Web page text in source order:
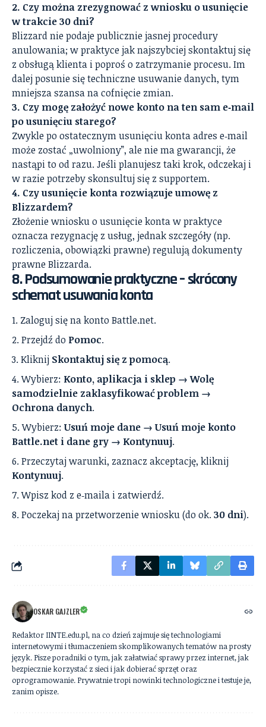
2. Czy można zrezygnować z wniosku o usunięcie
w trakcie 30 dni?
Blizzard nie podaje publicznie jasnej procedury
anulowania; w praktyce jak najszybciej skontaktuj się
z obsługą klienta i poproś o zatrzymanie procesu. Im
dalej posunie się techniczne usuwanie danych, tym
mniejsza szansa na cofnięcie zmian.
3. Czy mogę założyć nowe konto na ten sam e‑mail
po usunięciu starego?
Zwykle po ostatecznym usunięciu konta adres e‑mail
może zostać „uwolniony”, ale nie ma gwarancji, że
nastąpi to od razu. Jeśli planujesz taki krok, odczekaj i
w razie potrzeby skonsultuj się z supportem.
4. Czy usunięcie konta rozwiązuje umowę z
Blizzardem?
Złożenie wniosku o usunięcie konta w praktyce
oznacza rezygnację z usług, jednak szczegóły (np.
rozliczenia, obowiązki prawne) regulują dokumenty
prawne Blizzarda.
8. Podsumowanie praktyczne – skrócony
schemat usuwania konta
Zaloguj się na konto Battle.net.
Przejdź do Pomoc.
Kliknij Skontaktuj się z pomocą.
Wybierz: Konto, aplikacja i sklep → Wolę
samodzielnie zaklasyfikować problem →
Ochrona danych.
Wybierz: Usuń moje dane → Usuń moje konto
Battle.net i dane gry → Kontynuuj.
Przeczytaj warunki, zaznacz akceptację, kliknij
Kontynuuj.
Wpisz kod z e‑maila i zatwierdź.
Poczekaj na przetworzenie wniosku (do ok.30 dni).
OSKAR GAJZLER
Redaktor IINTE.edu.pl, na co dzień zajmuje się technologiami
internetowymi i tłumaczeniem skomplikowanych tematów na prosty
język. Pisze poradniki o tym, jak załatwiać sprawy przez internet, jak
bezpiecznie korzystać z sieci i jak dobierać sprzęt oraz
oprogramowanie. Prywatnie tropi nowinki technologiczne i testuje je,
zanim opisze.